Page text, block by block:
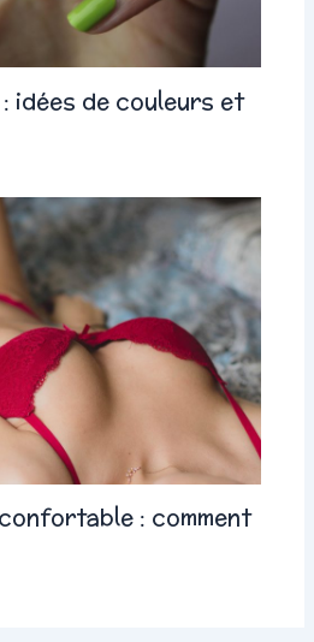
idées de couleurs et
: comment